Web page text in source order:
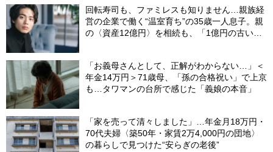
回転寿司も、ファミレスも知りません…親族経
営の企業で働く“温室育ち”の35歳一人息子。親
の〈資産12億円〉を相続も、「1億円の古いビ
「お義母さんとして、正解がわからない…」＜
年金14万円＞71歳母、「孫の合格祝い」で上京
も…タワマンの台所で感じた「義娘の本音」
「家を売って清々しました」…年金月18万円・
70代夫婦〈築50年・家賃2万4,000円の団地〉
の暮らしで見つけた“安らぎの老後”